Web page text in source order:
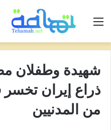
القائمة
شهيدة وطفلان
ذراع إيران تخسر
من المدنيين